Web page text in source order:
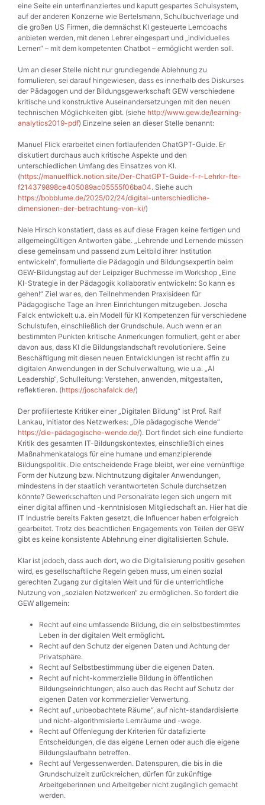
eine Seite ein unterfinanziertes und kaputt gespartes Schulsystem,
auf der anderen Konzerne wie Bertelsmann, Schulbuchverlage und
die großen US Firmen, die demnächst KI gesteuerte Lerncoachs
anbieten werden, mit denen Lehrer eingespart und „individuelles
Lernen“ – mit dem kompetenten Chatbot – ermöglicht werden soll.
Um an dieser Stelle nicht nur grundlegende Ablehnung zu
formulieren, sei darauf hingewiesen, dass es innerhalb des Diskurses
der Pädagogen und der Bildungsgewerkschaft GEW verschiedene
kritische und konstruktive Auseinandersetzungen mit den neuen
technischen Möglichkeiten gibt. (siehe http://www.gew.de/learning-
analytics2019-pdf) Einzelne seien an dieser Stelle benannt:
Manuel Flick erarbeitet einen fortlaufenden ChatGPT-Guide. Er
diskutiert durchaus auch kritische Aspekte und den
unterschiedlichen Umfang des Einsatzes von KI.
(https://manuelflick.notion.site/Der-ChatGPT-Guide-f-r-Lehrkr-fte-
f214379898ce405089ac05555f06ba04. Siehe auch
https://bobblume.de/2025/02/24/digital-unterschiedliche-
dimensionen-der-betrachtung-von-ki/)
Nele Hirsch konstatiert, dass es auf diese Fragen keine fertigen und
allgemeingültigen Antworten gäbe. „Lehrende und Lernende müssen
diese gemeinsam und passend zum Leitbild ihrer Institution
entwickeln“, formulierte die Pädagogin und Bildungsexpertin beim
GEW-Bildungstag auf der Leipziger Buchmesse im Workshop „Eine
KI-Strategie in der Pädagogik kollaborativ entwickeln: So kann es
gehen!“ Ziel war es, den Teilnehmenden Praxisideen für
Pädagogische Tage an ihren Einrichtungen mitzugeben. Joscha
Falck entwickelt u.a. ein Modell für KI Kompetenzen für verschiedene
Schulstufen, einschließlich der Grundschule. Auch wenn er an
bestimmten Punkten kritische Anmerkungen formuliert, geht er aber
davon aus, dass KI die Bildungslandschaft revolutioniere. Seine
Beschäftigung mit diesen neuen Entwicklungen ist recht affin zu
digitalen Anwendungen in der Schulverwaltung, wie u.a. „AI
Leadership“, Schulleitung: Verstehen, anwenden, mitgestalten,
reflektieren. (https://joschafalck.de/)
Der profilierteste Kritiker einer „Digitalen Bildung“ ist Prof. Ralf
Lankau, Initiator des Netzwerkes: „Die pädagogische Wende“
https://die-pädagogische-wende.de/). Dort findet sich eine fundierte
Kritik des gesamten IT-Bildungskontextes, einschließlich eines
Maßnahmenkatalogs für eine humane und emanzipierende
Bildungspolitik. Die entscheidende Frage bleibt, wer eine vernünftige
Form der Nutzung bzw. Nichtnutzung digitaler Anwendungen,
mindestens in der staatlich verantworteten Schule durchsetzen
könnte? Gewerkschaften und Personalräte legen sich ungern mit
einer digital affinen und -kenntnislosen Mitgliedschaft an. Hier hat die
IT Industrie bereits Fakten gesetzt, die Influencer haben erfolgreich
gearbeitet. Trotz des beachtlichen Engagements von Teilen der GEW
gibt es keine konsistente Ablehnung einer digitalisierten Schule.
Klar ist jedoch, dass auch dort, wo die Digitalisierung positiv gesehen
wird, es gesellschaftliche Regeln geben muss, um einen sozial
gerechten Zugang zur digitalen Welt und für die unterrichtliche
Nutzung von „sozialen Netzwerken“ zu ermöglichen. So fordert die
GEW allgemein:
Recht auf eine umfassende Bildung, die ein selbstbestimmtes
Leben in der digitalen Welt ermöglicht.
Recht auf den Schutz der eigenen Daten und Achtung der
Privatsphäre.
Recht auf Selbstbestimmung über die eigenen Daten.
Recht auf nicht-kommerzielle Bildung in öffentlichen
Bildungseinrichtungen, also auch das Recht auf Schutz der
eigenen Daten vor kommerzieller Verwertung.
Recht auf „unbeobachtete Räume“, auf nicht-standardisierte
und nicht-algorithmisierte Lernräume und -wege.
Recht auf Offenlegung der Kriterien für datafizierte
Entscheidungen, die das eigene Lernen oder auch die eigene
Bildungslaufbahn betreffen.
Recht auf Vergessenwerden. Datenspuren, die bis in die
Grundschulzeit zurückreichen, dürfen für zukünftige
Arbeitgeberinnen und Arbeitgeber nicht zugänglich gemacht
werden.